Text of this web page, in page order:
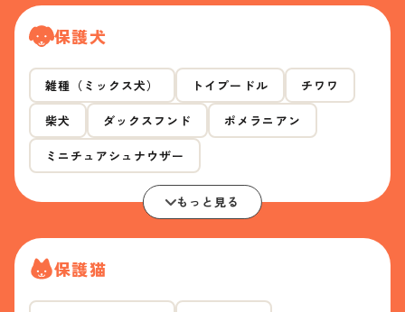
保護犬
雑種（ミックス犬） トイプードル チワワ
柴犬 ダックスフンド ポメラニアン
ミニチュアシュナウザー
もっと見る
保護猫